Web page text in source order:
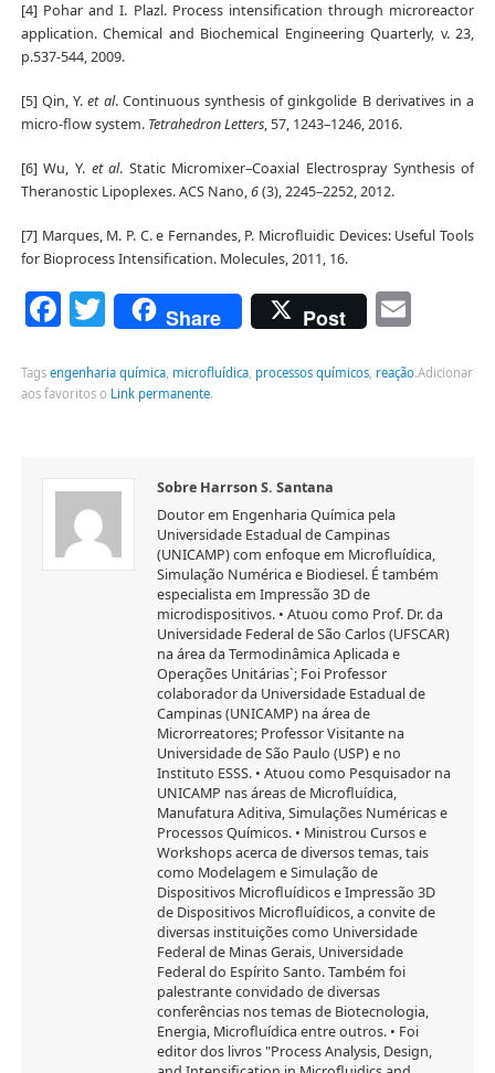
[4] Pohar and I. Plazl. Process intensification through microreactor
application. Chemical and Biochemical Engineering Quarterly, v. 23,
p.537-544, 2009.
[5] Qin, Y.et al. Continuous synthesis of ginkgolide B derivatives in a
micro-flow system. Tetrahedron Letters, 57, 1243–1246, 2016.
[6] Wu, Y. et al. Static Micromixer–Coaxial Electrospray Synthesis of
Theranostic Lipoplexes. ACS Nano,6(3), 2245–2252, 2012.
[7] Marques, M. P. C. e Fernandes, P. Microfluidic Devices: Useful Tools
for Bioprocess Intensification. Molecules, 2011, 16.
Facebook
Twitter
Share Post
Tags engenharia química, microfluídica, processos químicos, reação.Adicionar
aos favoritos o Link permanente.
Sobre Harrson S. Santana
Doutor em Engenharia Química pela
Universidade Estadual de Campinas
(UNICAMP) com enfoque em Microfluídica,
Simulação Numérica e Biodiesel. É também
especialista em Impressão 3D de
microdispositivos. • Atuou como Prof. Dr. da
Universidade Federal de São Carlos (UFSCAR)
na área da Termodinâmica Aplicada e
Operações Unitárias`; Foi Professor
colaborador da Universidade Estadual de
Campinas (UNICAMP) na área de
Microrreatores; Professor Visitante na
Universidade de São Paulo (USP) e no
Instituto ESSS. • Atuou como Pesquisador na
UNICAMP nas áreas de Microfluídica,
Manufatura Aditiva, Simulações Numéricas e
Processos Químicos. • Ministrou Cursos e
Workshops acerca de diversos temas, tais
como Modelagem e Simulação de
Dispositivos Microfluídicos e Impressão 3D
de Dispositivos Microfluídicos, a convite de
diversas instituições como Universidade
Federal de Minas Gerais, Universidade
Federal do Espírito Santo. Também foi
palestrante convidado de diversas
conferências nos temas de Biotecnologia,
Energia, Microfluídica entre outros. • Foi
editor dos livros "Process Analysis, Design,